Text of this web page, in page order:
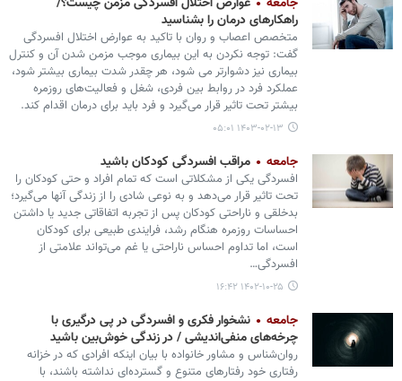
راهکارهای درمان را بشناسید
متخصص اعصاب و روان با تاکید به عوارض اختلال افسردگی
گفت: توجه نکردن به این بیماری موجب مزمن شدن آن و کنترل
بیماری نیز دشوارتر می شود، هر چقدر شدت بیماری بیشتر شود،
عملکرد فرد در روابط بین فردی، شغل و فعالیت‌های روزمره
بیشتر تحت تاثیر قرار می‌گیرد و فرد باید برای درمان اقدام کند.
۱۴۰۳-۰۲-۱۳ ۰۵:۰۱
جامعه مراقب افسردگی کودکان باشید
افسردگی یکی از مشکلاتی است که تمام افراد و حتی کودکان را
تحت تاثیر قرار می‌دهد و به نوعی شادی را از زندگی آنها می‌گیرد؛
بدخلقی و ناراحتی کودکان پس از تجربه اتفاقاتی جدید یا داشتن
احساسات روزمره هنگام رشد، فرایندی طبیعی برای کودکان
است، اما تداوم احساس ناراحتی یا غم می‌تواند علامتی از
افسردگی…
۱۴۰۲-۱۰-۲۵ ۱۶:۴۲
جامعه
نشخوار فکری و افسردگی در پی درگیری با
چرخه‌های منفی‌اندیشی / در زندگی خوش‌بین باشید
روان‌شناس و مشاور خانواده با بیان اینکه افرادی که در خزانه
رفتاری خود رفتارهای متنوع و گسترده‌ای نداشته باشند، با